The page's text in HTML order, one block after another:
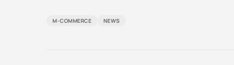
M-COMMERCE NEWS